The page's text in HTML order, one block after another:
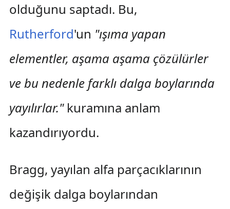
olduğunu saptadı. Bu,
Rutherford'un "ışıma yapan
elementler, aşama aşama çözülürler
ve bu nedenle farklı dalga boylarında
yayılırlar."kuramına anlam
kazandırıyordu.
Bragg, yayılan alfa parçacıklarının
değişik dalga boylarından